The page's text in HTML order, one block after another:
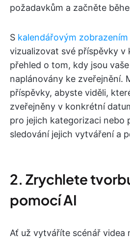
požadavkům a začněte
S kalendářovým zobrazením
vizualizovat své příspěvky v
přehled o tom, kdy jsou
naplánovány ke zveřejnění.
příspěvky, abyste viděli,
zveřejněny v konkrétní
pro jejich kategorizaci nebo
sledování jejich vytváření a
2. Zrychlete
pomocí AI
Ať už vytváříte scénář videa